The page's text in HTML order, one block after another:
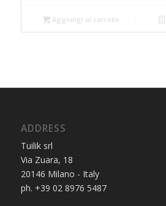
Aggiungi al carrello
ADDRESS
Tuilik srl
Via Zuara, 18
20146 Milano - Italy
ph. +39 02 8976 5487